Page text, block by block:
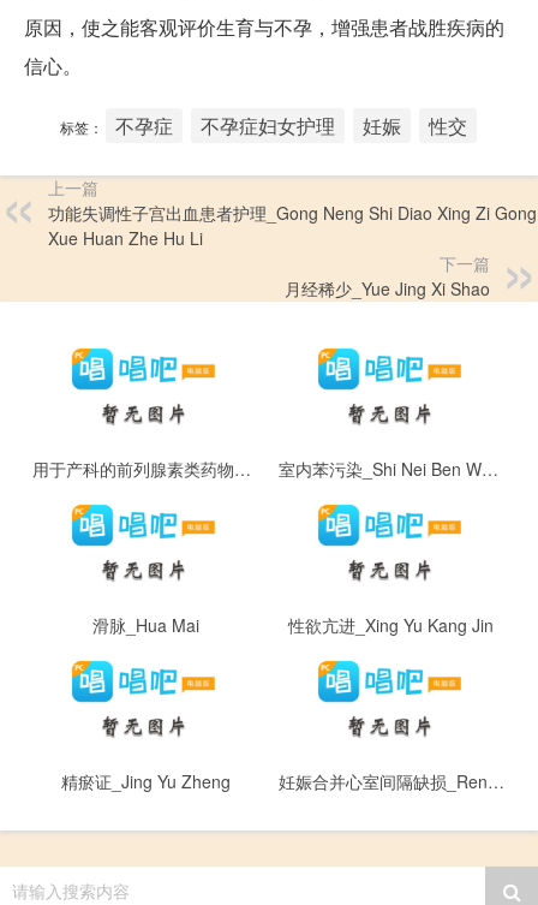
原因，使之能客观评价生育与不孕，增强患者战胜疾病的
信心。
标签： 不孕症 不孕症妇女护理 妊娠 性交
上一篇
功能失调性子宫出血患者护理_Gong Neng Shi Diao Xing Zi
Xue Huan Zhe Hu Li
下一篇
月经稀少_Yue Jing Xi Shao
用于产科的前列腺素类药物_Yong Yu Chan Ke De Qian Lie Xian Su Lei Yao Wu 室内苯污染_Shi Nei Ben Wu Ran
滑脉_Hua Mai 性欲亢进_Xing Yu Kang Jin
精瘀证_Jing Yu Zheng 妊娠合并心室间隔缺损_Ren Shen He Bing Xin Shi Jian Ge Que Sun
请输入搜索内容